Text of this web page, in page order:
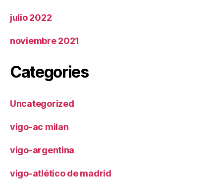
julio 2022
noviembre 2021
Categories
Uncategorized
vigo-ac milan
vigo-argentina
vigo-atlético de madrid